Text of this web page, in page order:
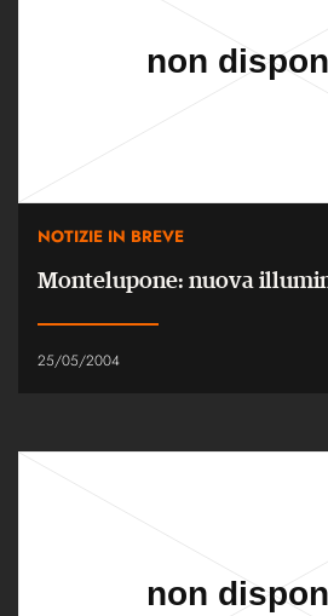
NOTIZIE IN BREVE
Montelupone: nuova
25/05/2004